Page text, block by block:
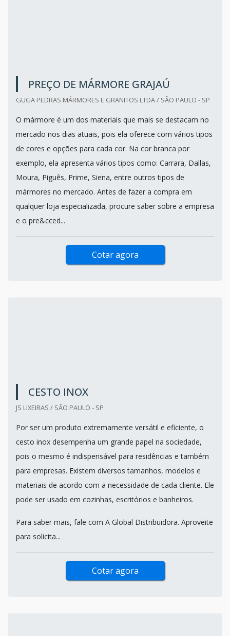
PREÇO DE MÁRMORE GRAJAÚ
GUGA PEDRAS MÁRMORES E GRANITOS LTDA / SÃO PAULO - SP
O mármore é um dos materiais que mais se destacam no
mercado nos dias atuais, pois ela oferece com vários tipos
de cores e opções para cada cor. Na cor branca por
exemplo, ela apresenta vários tipos como: Carrara, Dallas,
Moura, Piguês, Prime, Siena, entre outros tipos de
mármores no mercado. Antes de fazer a compra em
qualquer loja especializada, procure saber sobre a empresa
e o pre&cced...
Cotar agora
CESTO INOX
JS LIXEIRAS / SÃO PAULO - SP
Por ser um produto extremamente versátil e eficiente, o
cesto inox desempenha um grande papel na sociedade,
pois o mesmo é indispensável para residências e também
para empresas. Existem diversos tamanhos, modelos e
materiais de acordo com a necessidade de cada cliente. Ele
pode ser usado em cozinhas, escritórios e banheiros.
Para saber mais, fale com A Global Distribuidora. Aproveite
para solicita...
Cotar agora